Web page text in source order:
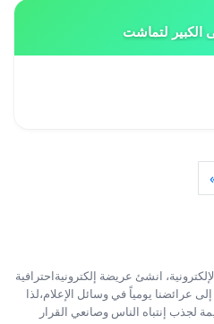
الكبير لتماشت
انشئ عريضة إلكترونيةاحترافية
عرائضنا يومياً في وسائل الإعلام،لذا
لجذب إنتباه الناس وصانعي القرار